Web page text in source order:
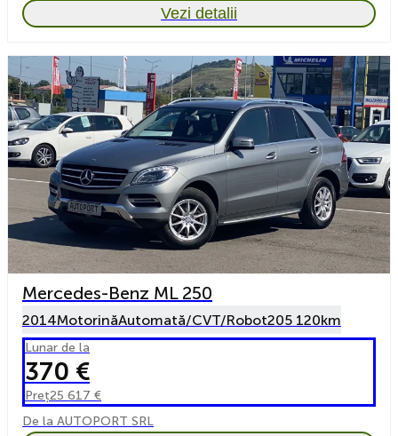
Vezi detalii
Mercedes-Benz ML 250
2014MotorinăAutomată/CVT/Robot205 120km
Lunar de la
370 €
Preț25 617 €
De la AUTOPORT SRL